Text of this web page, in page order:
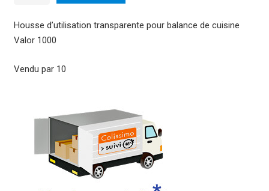
transparentes
Valor
quantity
Housse d’utilisation transparente pour balance de cuisine
Valor 1000
Vendu par 10